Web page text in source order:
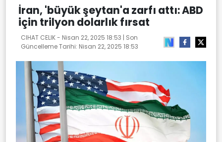
İran, 'büyük şeytan'a zarfı attı: ABD
için trilyon dolarlık fırsat
CIHAT CELIK - Nisan 22, 2025 18:53 | Son
Güncelleme Tarihi: Nisan 22, 2025 18:53